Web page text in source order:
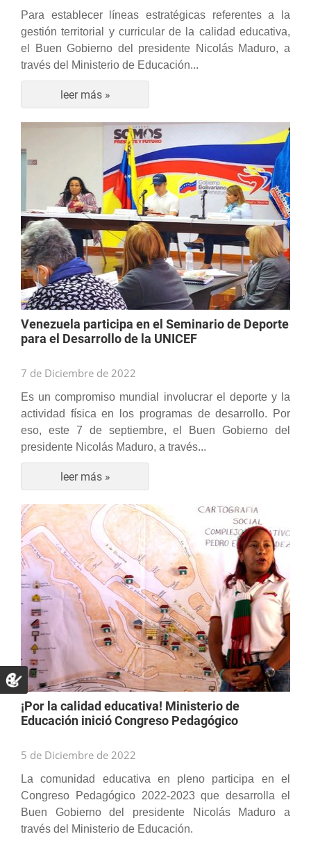
Para establecer líneas estratégicas referentes a la
gestión territorial y curricular de la calidad educativa,
el Buen Gobierno del presidente Nicolás Maduro, a
través del Ministerio de Educación...
leer más »
Venezuela participa en el Seminario de Deporte
para el Desarrollo de la UNICEF
7 de Diciembre de 2022
Es un compromiso mundial involucrar el deporte y la
actividad física en los programas de desarrollo. Por
eso, este 7 de septiembre, el Buen Gobierno del
presidente Nicolás Maduro, a través...
leer más »
¡Por la calidad educativa! Ministerio de
Educación inició Congreso Pedagógico
5 de Diciembre de 2022
La comunidad educativa en pleno participa en el
Congreso Pedagógico 2022-2023 que desarrolla el
Buen Gobierno del presidente Nicolás Maduro a
través del Ministerio de Educación.